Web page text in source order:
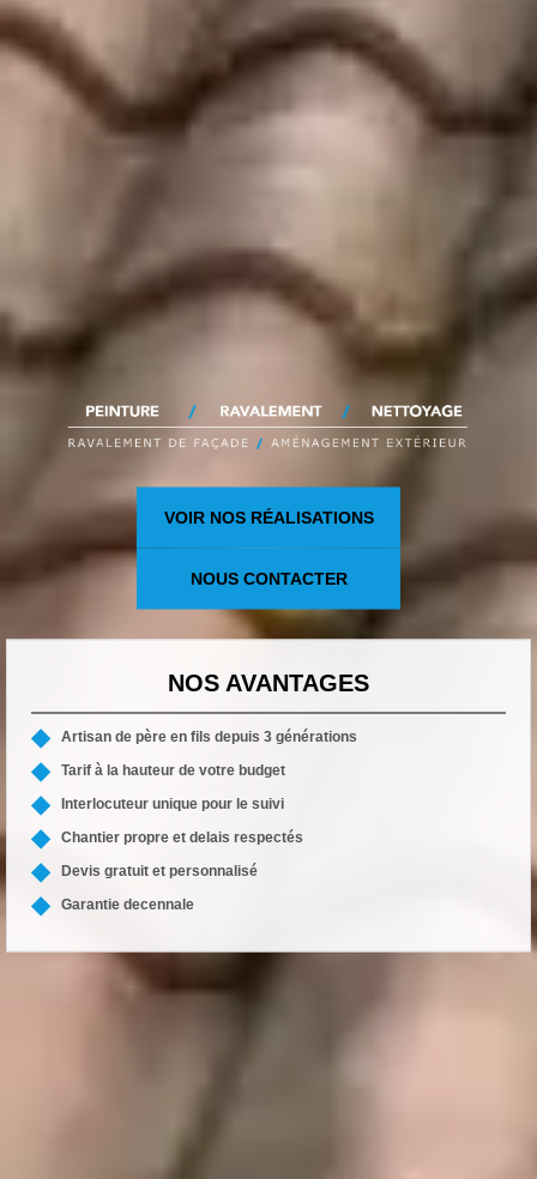
VOIR NOS RÉALISATIONS
NOUS CONTACTER
NOS AVANTAGES
Artisan de père en fils depuis 3 générations
Tarif à la hauteur de votre budget
Interlocuteur unique pour le suivi
Chantier propre et delais respectés
Devis gratuit et personnalisé
Garantie decennale